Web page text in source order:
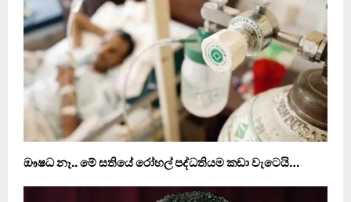
ඖෂධ නෑ.. මේ සතියේ රෝහල් පද්ධතියම කඩා වැටෙයි…